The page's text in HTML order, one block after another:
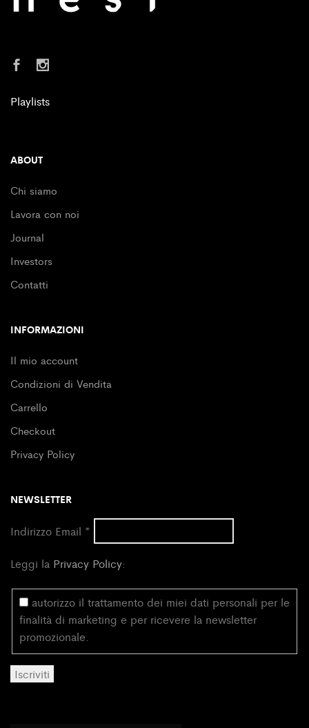
Playlists
ABOUT
Chi siamo
Lavora con noi
Journal
Investors
Contatti
INFORMAZIONI
Il mio account
Condizioni di Vendita
Carrello
Checkout
Privacy Policy
NEWSLETTER
Indirizzo Email *
Leggi la Privacy Policy:
autorizzo il trattamento dei miei dati personali per le
finalità di marketing e per ricevere la newsletter
promozionale.